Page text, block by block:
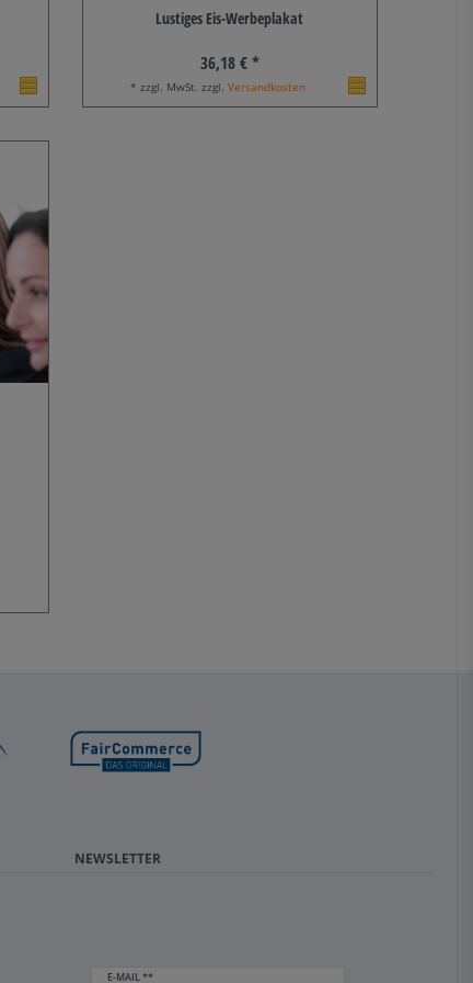
Lustiges Eis-Werbeplakat
36,18 € *
* zzgl. MwSt. zzgl. Versandkosten
NEWSLETTER
E-MAIL **